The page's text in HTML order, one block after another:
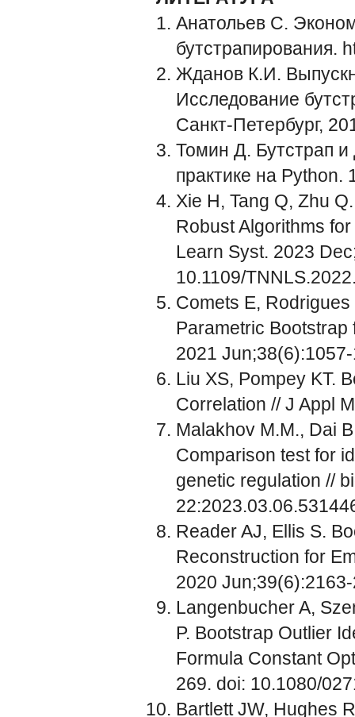
Анатольев С.
бутстрапирования.
Жданов К.И.
Исследование
Санкт-Петербург,
Томин Д. Бутстрап и
практике на Python.
Xie H, Tang Q, Zhu
Robust Algorithms
Learn Syst. 2023
10.1109/
Comets E,
Parametric
2021
Liu XS, Pompey KT.
Correlation // J Appl
Malakhov M.M., Dai
Comparison test for
genetic regulation //
Reader AJ, Ellis S.
Reconstruction for
2020
Langenbucher A,
P. Bootstrap Outlier
Formula Constant
269. doi: 10.1080/
Bartlett JW, Hughes